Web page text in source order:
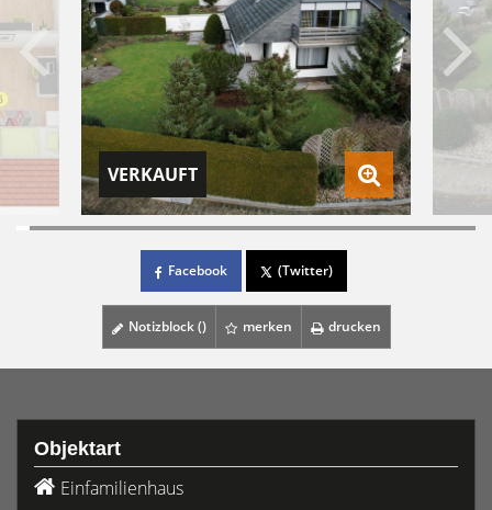
VERKAUFT
Facebook (Twitter)
Notizblock () merken drucken
Objektart
Einfamilienhaus